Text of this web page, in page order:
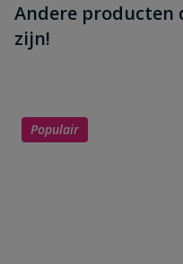
Andere producten
zijn!
Populair